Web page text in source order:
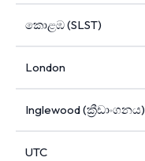
කොළඹ (SLST)
London
Inglewood (ක්‍රීඩාංගනය)
UTC